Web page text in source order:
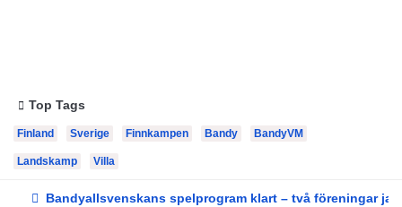
Top Tags
Finland Sverige Finnkampen Bandy BandyVM
Landskamp Villa
Bandyallsvenskans spelprogram klart – två föreningar